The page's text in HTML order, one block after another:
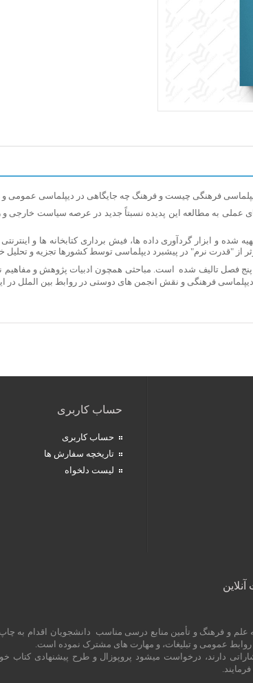
فرهنگی چیست و فرهنگ چه جایگاهی در دیپلماسی عمومی و
عملی به مطالعه این پدیده نسبتاً جدید در عرصه سیاست خارجی و
شده و ابزار گردآوری داده ­ها، فیش برداری کتابخانه­ ها و
"قدرت نرم" در پیشبرد دیپلماسی توسط کشورها تجزیه و تحلیل
فصل تالیف شده است. مباحثی همچون ادبیات پژوهش و
فرهنگی و نقش انجمن ­های دوستی در روابط بین ­الملل در
حساب کاربری
حساب کاربری
تاریخچه سفارش ها
لیست دلخواه
علم و فرهنگ و تأمین منابع درسی مناسب دانشجویان اقدام
روابط عمومی و تبلیغات، و مهارت های مشترک نموده است.
دارند، درخواست میشود پروپوزال و طرح پیشنهادی